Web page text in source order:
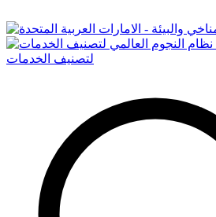
لتصنيف الخدمات